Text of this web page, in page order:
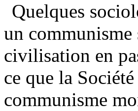
Quelques
un communisme
civilisation en
ce que la
communisme